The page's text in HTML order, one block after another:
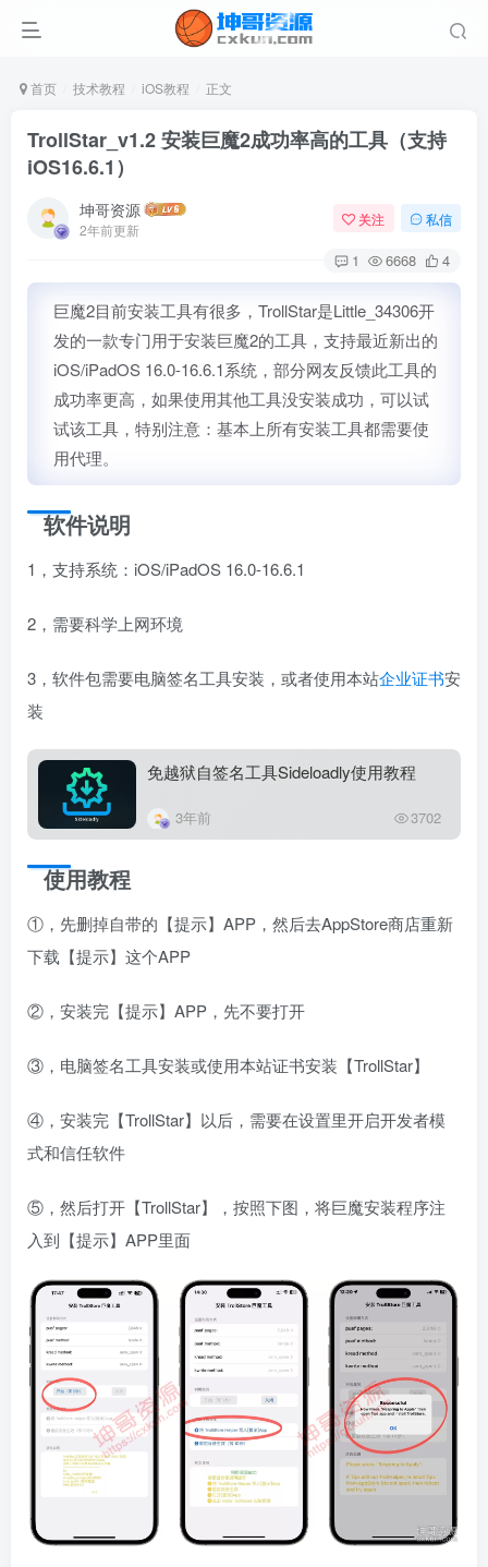
首页 技术教程 iOS教程 正文
TrollStar_v1.2 安装巨魔2成功率高的工具（支持
iOS16.6.1）
坤哥资源
2年前更新
关注 私信
1 6668 4
巨魔2目前安装工具有很多，TrollStar是Little_34306开
发的一款专门用于安装巨魔2的工具，支持最近新出的
iOS/iPadOS 16.0-16.6.1系统，部分网友反馈此工具的
成功率更高，如果使用其他工具没安装成功，可以试
试该工具，特别注意：基本上所有安装工具都需要使
用代理。
软件说明
1，支持系统：iOS/iPadOS 16.0-16.6.1
2，需要科学上网环境
3，软件包需要电脑签名工具安装，或者使用本站企业证书安
装
免越狱自签名工具Sideloadly使用教程
3年前 3702
使用教程
①，先删掉自带的【提示】APP，然后去AppStore商店重新
下载【提示】这个APP
②，安装完【提示】APP，先不要打开
③，电脑签名工具安装或使用本站证书安装【TrollStar】
④，安装完【TrollStar】以后，需要在设置里开启开发者模
式和信任软件
⑤，然后打开【TrollStar】，按照下图，将巨魔安装程序注
入到【提示】APP里面